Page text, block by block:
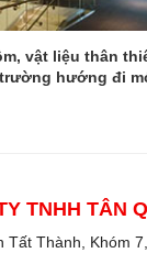
vật liệu thân
trường hướng đi
TNHH TÂN
Tất Thành, Khóm